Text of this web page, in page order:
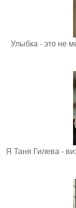
Улыбка - это не
Я Таня Гилева -